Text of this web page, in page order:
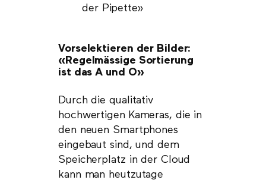
der Pipette»
Vorselektieren der Bilder:
«Regelmässige Sortierung
ist das A und O»
Durch die qualitativ
hochwertigen Kameras, die in
den neuen Smartphones
eingebaut sind, und dem
Speicherplatz in der Cloud
kann man heutzutage